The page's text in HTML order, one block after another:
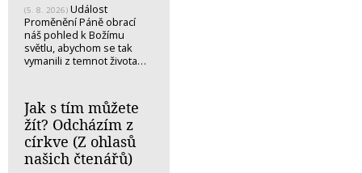
(5. 8. 2026) Událost
Proměnění Páně obrací
náš pohled k Božímu
světlu, abychom se tak
vymanili z temnot života…
Jak s tím můžete
žít? Odcházím z
církve (Z ohlasů
našich čtenářů)